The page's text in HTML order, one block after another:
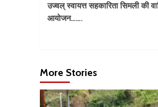
उज्वल् स्वायत्त सहकारिता सिमली की
आयोजन…….
More Stories